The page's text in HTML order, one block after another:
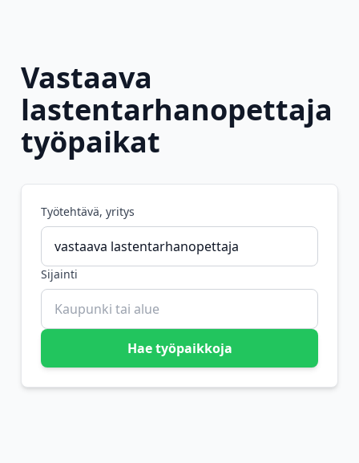
Vastaava
lastentarhanopettaja
työpaikat
Työtehtävä, yritys
Sijainti
Hae työpaikkoja